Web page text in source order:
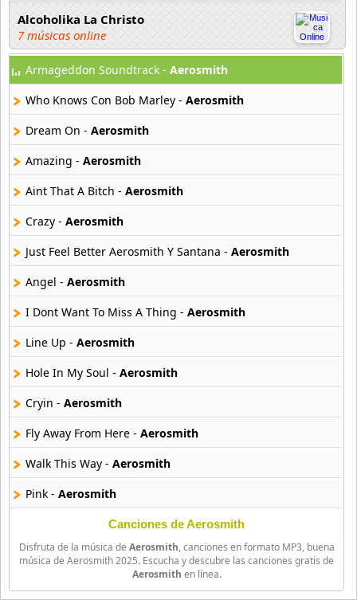
Alcoholika La Christo
7 músicas online
Atajo
22 músicas online
Banane Metalik
26 músicas online
16 músicas online
Beady Eye
16 músicas online
Bee Gees
29 músicas online
Ben Harper
11 músicas online
Billboard
163 músicas online
Black Guayaba
25 músicas online
Black Sabbath
110 músicas online
Blondie
Armageddon Soundtrack - Aerosmith
Who Knows Con Bob Marley - Aerosmith
Dream On - Aerosmith
Amazing - Aerosmith
Aint That A Bitch - Aerosmith
Crazy - Aerosmith
Just Feel Better Aerosmith Y Santana - Aerosmith
Angel - Aerosmith
I Dont Want To Miss A Thing - Aerosmith
Line Up - Aerosmith
Hole In My Soul - Aerosmith
Cryin - Aerosmith
Fly Away From Here - Aerosmith
Walk This Way - Aerosmith
Pink - Aerosmith
Leavingon A Jet Planet -Aerosmith
Jannies Got A Gun -Aerosmith
Canciones de Aerosmith
Disfruta de la música de Aerosmith, canciones en formato MP3, buena
música de Aerosmith 2025. Escucha y descubre las canciones gratis de
Aerosmith en línea.